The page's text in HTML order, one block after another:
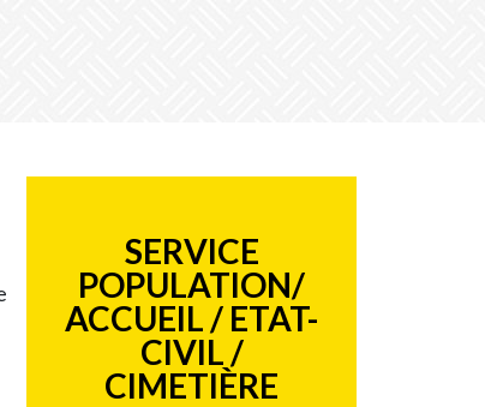
SERVICE
POPULATION/
ACCUEIL / ETAT-
CIVIL /
CIMETIÈRE